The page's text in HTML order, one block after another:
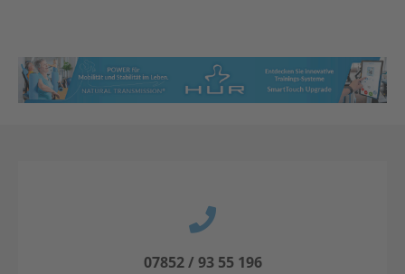
07852 / 93 55 196